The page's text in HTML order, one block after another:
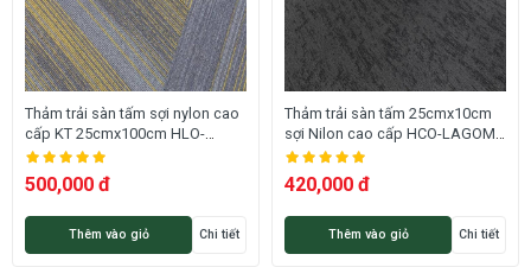
Thảm trải sàn tấm sợi nylon cao
cấp KT 25cmx100cm HLO-
VIVATRUST HNO
500,000 đ
Thêm vào giỏ Chi tiết
Thảm trải sàn tấm 25cmx10cm
sợi Nilon cao cấp HCO-LAGOM
10 HNM
420,000 đ
Thêm vào giỏ Chi tiết